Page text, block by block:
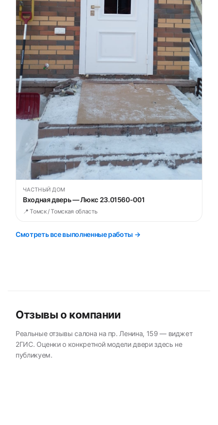
ЧАСТНЫЙ ДОМ
Входная дверь — Люкс 23.01560-001
📍 Томск / Томская область
Смотреть все выполненные работы →
Отзывы о компании
Реальные отзывы салона на пр. Ленина, 159 — виджет
2ГИС. Оценки о конкретной модели двери здесь не
публикуем.